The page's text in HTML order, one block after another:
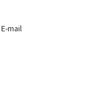
E-mail